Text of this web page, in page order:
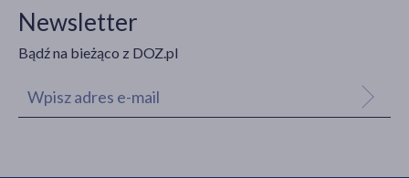
Newsletter
Bądź na bieżąco z DOZ.pl